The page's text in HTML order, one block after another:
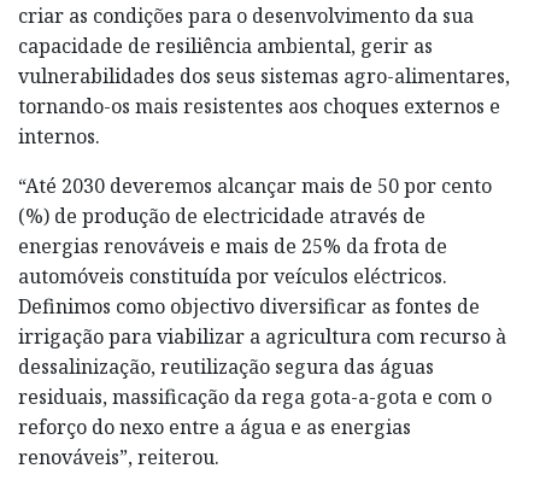
criar as condições para o desenvolvimento da sua
capacidade de resiliência ambiental, gerir as
vulnerabilidades dos seus sistemas agro-alimentares,
tornando-os mais resistentes aos choques externos e
internos.
“Até 2030 deveremos alcançar mais de 50 por cento
(%) de produção de electricidade através de
energias renováveis e mais de 25% da frota de
automóveis constituída por veículos eléctricos.
Definimos como objectivo diversificar as fontes de
irrigação para viabilizar a agricultura com recurso à
dessalinização, reutilização segura das águas
residuais, massificação da rega gota-a-gota e com o
reforço do nexo entre a água e as energias
renováveis”, reiterou.